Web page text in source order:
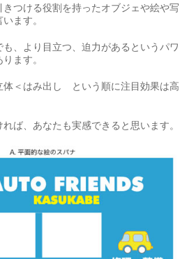
つける役割を持ったオブジェや絵や写
ます。
、より目立つ、迫力があるというパワ
ます。
体＜はみ出し という順に注目効果は高
ば、あなたも実感できると思います。